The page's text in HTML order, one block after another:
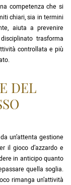
competenza che si
chiari, sia in termini
aiuta a prevenire
trasforma
controllata e più
DEL
un’attenta gestione
il gioco d’azzardo e
in anticipo quanto
quella soglia.
rimanga un’attività